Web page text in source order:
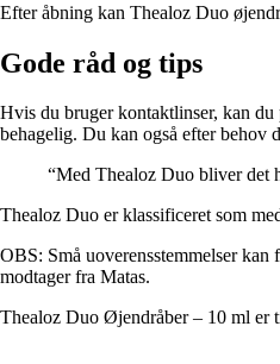
Efter åbning kan Thealoz Duo
Gode råd og tips
Hvis du bruger kontaktlinser, kan
behagelig. Du kan også efter behov
“Med Thealoz Duo bliver det
Thealoz Duo er klassificeret som
OBS: Små uoverensstemmelser
modtager fra Matas.
Thealoz Duo Øjendråber – 10 ml er